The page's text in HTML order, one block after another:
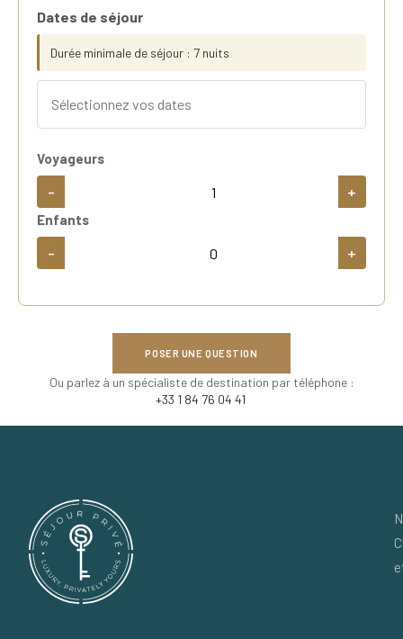
Dates de séjour
Durée minimale de séjour : 7 nuits
Voyageurs
- +
Enfants
- +
POSER UNE QUESTION
Ou parlez à un spécialiste de destination par téléphone :
+33 1 84 76 04 41